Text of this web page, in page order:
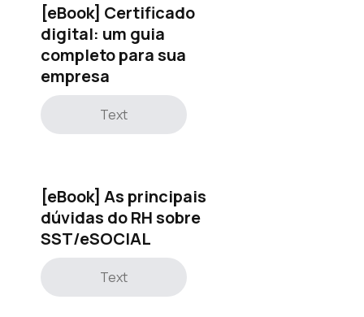
[eBook] Certificado
digital: um guia
completo para sua
empresa
Text
[eBook] As principais
dúvidas do RH sobre
SST/eSOCIAL
Text